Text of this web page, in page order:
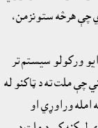
چې هرڅه ستونزمن،
ورکولو سيستم تر
چې ملت ته د ټاکنو له
امله وراوړي او